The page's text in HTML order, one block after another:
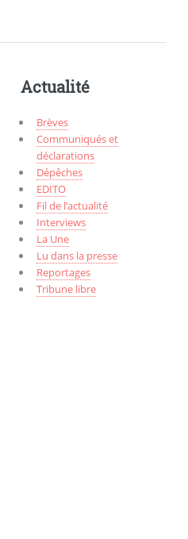
Actualité
Brèves
Communiqués et
déclarations
Dépêches
EDITO
Fil de l’actualité
Interviews
La Une
Lu dans la presse
Reportages
Tribune libre